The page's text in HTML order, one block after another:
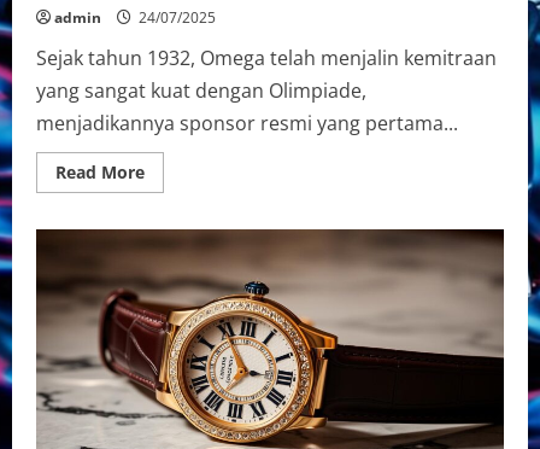
admin 24/07/2025
Sejak tahun 1932, Omega telah menjalin kemitraan
yang sangat kuat dengan Olimpiade,
menjadikannya sponsor resmi yang pertama...
Read MoreRead
more
Omega
sebagai
Sponsor
Resmi
Olimpiade:
Peran
dan
Kontribusi
dalam
Dunia
Olahraga